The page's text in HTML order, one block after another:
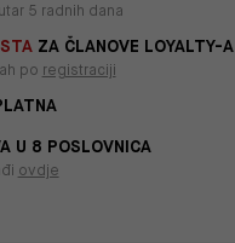
5 radnih dana
ZA ČLANOVE LOYALTY-A
po registraciji
U 8 POSLOVNICA
ovdje